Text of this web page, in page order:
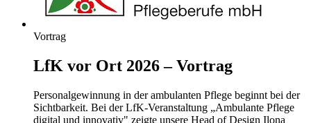
Vortrag
LfK vor Ort 2026 – Vortrag
Personalgewinnung in der ambulanten Pflege beginnt bei der
Sichtbarkeit. Bei der LfK-Veranstaltung „Ambulante Pflege
digital und innovativ" zeigte unsere Head of Design Ilona